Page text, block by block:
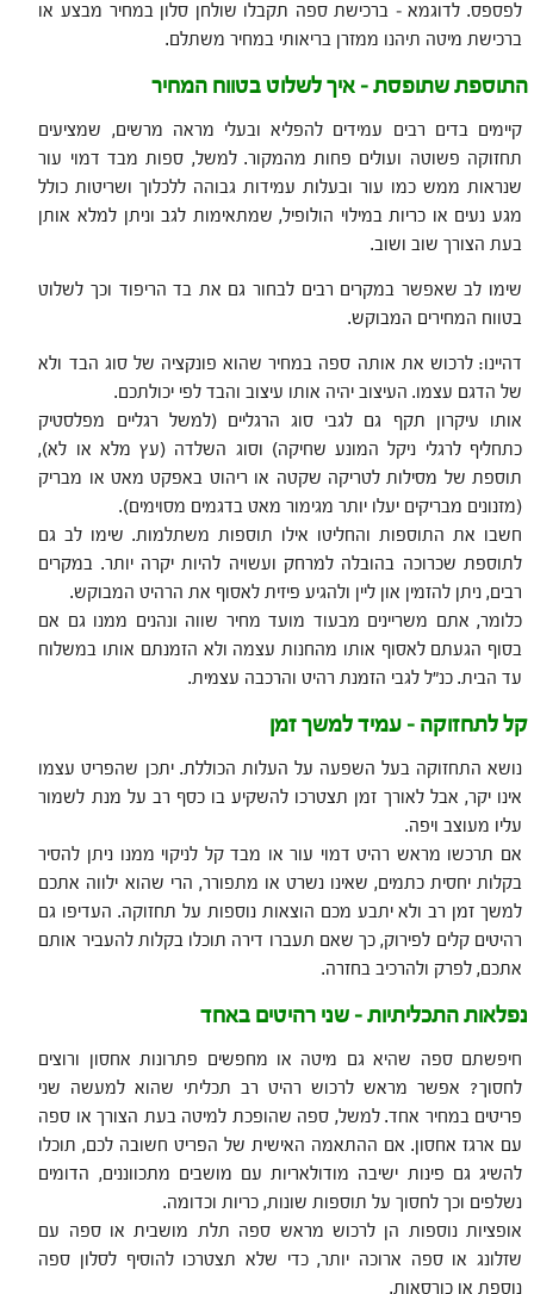
לפספס. לדוגמא – ברכישת ספה תקבלו שולחן סלון במחיר מבצע או
ברכישת מיטה תיהנו ממזרן בריאותי במחיר משתלם.
התוספת שתופסת – איך לשלוט בטווח המחיר
קיימים בדים רבים עמידים להפליא ובעלי מראה מרשים, שמציעים
תחזוקה פשוטה ועולים פחות מהמקור. למשל, ספות מבד דמוי עור
שנראות ממש כמו עור ובעלות עמידות גבוהה ללכלוך ושריטות כולל
מגע נעים או כריות במילוי הולופיל, שמתאימות לגב וניתן למלא אותן
בעת הצורך שוב ושוב.
שימו לב שאפשר במקרים רבים לבחור גם את בד הריפוד וכך לשלוט
בטווח המחירים המבוקש.
דהיינו: לרכוש את אותה ספה במחיר שהוא פונקציה של סוג הבד ולא
של הדגם עצמו. העיצוב יהיה אותו עיצוב והבד לפי יכולתכם.
אותו עיקרון תקף גם לגבי סוג הרגליים (למשל רגליים מפלסטיק
כתחליף לרגלי ניקל המונע שחיקה) וסוג השלדה (עץ מלא או לא),
תוספת של מסילות לטריקה שקטה או ריהוט באפקט מאט או מבריק
(מזנונים מבריקים יעלו יותר מגימור מאט בדגמים מסוימים).
חשבו את התוספות והחליטו אילו תוספות משתלמות. שימו לב גם
לתוספת שכרוכה בהובלה למרחק ועשויה להיות יקרה יותר. במקרים
רבים, ניתן להזמין און ליין ולהגיע פיזית לאסוף את הרהיט המבוקש.
כלומר, אתם משריינים מבעוד מועד מחיר שווה ונהנים ממנו גם אם
בסוף הגעתם לאסוף אותו מהחנות עצמה ולא הזמנתם אותו במשלוח
עד הבית. כנ"ל לגבי הזמנת רהיט והרכבה עצמית.
קל לתחזוקה – עמיד למשך זמן
נושא התחזוקה בעל השפעה על העלות הכוללת. יתכן שהפריט עצמו
אינו יקר, אבל לאורך זמן תצטרכו להשקיע בו כסף רב על מנת לשמור
עליו מעוצב ויפה.
אם תרכשו מראש רהיט דמוי עור או מבד קל לניקוי ממנו ניתן להסיר
בקלות יחסית כתמים, שאינו נשרט או מתפורר, הרי שהוא ילווה אתכם
למשך זמן רב ולא יתבע מכם הוצאות נוספות על תחזוקה. העדיפו גם
רהיטים קלים לפירוק, כך שאם תעברו דירה תוכלו בקלות להעביר אותם
אתכם, לפרק ולהרכיב בחזרה.
נפלאות התכליתיות – שני רהיטים באחד
חיפשתם ספה שהיא גם מיטה או מחפשים פתרונות אחסון ורוצים
לחסוך? אפשר מראש לרכוש רהיט רב תכליתי שהוא למעשה שני
פריטים במחיר אחד. למשל, ספה שהופכת למיטה בעת הצורך או ספה
עם ארגז אחסון. אם ההתאמה האישית של הפריט חשובה לכם, תוכלו
להשיג גם פינות ישיבה מודולאריות עם מושבים מתכווננים, הדומים
נשלפים וכך לחסוך על תוספות שונות, כריות וכדומה.
אופציות נוספות הן לרכוש מראש ספה תלת מושבית או ספה עם
שזלונג או ספה ארוכה יותר, כדי שלא תצטרכו להוסיף לסלון ספה
נוספת או כורסאות.